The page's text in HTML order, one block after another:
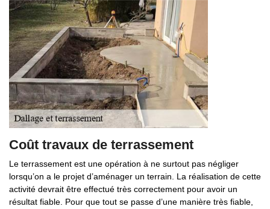
Coût travaux de terrassement
Le terrassement est une opération à ne surtout pas négliger
lorsqu’on a le projet d’aménager un terrain. La réalisation de cette
activité devrait être effectué très correctement pour avoir un
résultat fiable. Pour que tout se passe d’une manière très fiable,